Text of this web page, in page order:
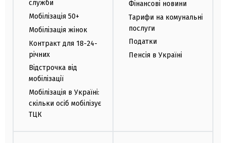
служби
Мобілізація 50+
Мобілізація жінок
Контракт для 18-24-
річних
Відстрочка від
мобілізації
Мобілізація в Україні:
скільки осіб мобілізує
ТЦК
Фінансові новини
Тарифи на комунальні
послуги
Податки
Пенсія в Україні